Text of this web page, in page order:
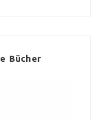
Bücher